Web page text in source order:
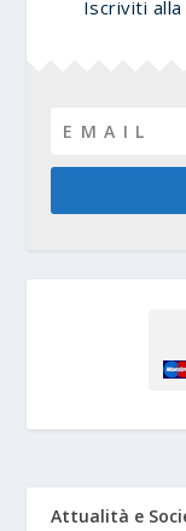
Iscriviti
Attualità e